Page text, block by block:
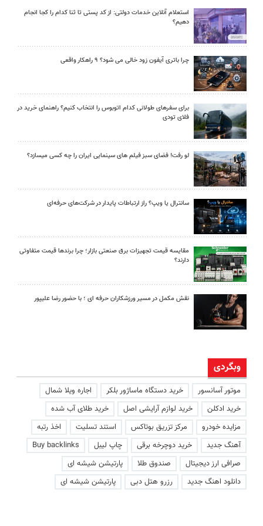
استعلام آنلاین خدمات دولتی: از کد پستی تا ثنا کدام را کجا انجام
دهیم؟
چرا باتری آیفون زود خالی می شود؟ ۹ راهکار واقعی
برای سفرهای طولانی کدام اتوبوس را انتخاب کنیم؟ راهنمای خرید در
فلای تودی
لو رفت! فضای سبز فیلم های سینمایی ایران را چه کسی میسازد؟
سانترال یا ویپ؟ راز ارتباطات پایدار در شرکت‌های حرفه‌ای
مقایسه قیمت تجهیزات برق صنعتی بازار؛ چرا برندها قیمت متفاوتی
دارند؟
نقش مکمل در مسیر ورزشکاران حرفه ای ؛ با حضور رضا علیپور
وبگردی
موتور آسانسور خرید دستگاه ماساژور بلکر
اجاره ویلا شمال
خرید ادکلن
خرید لوازم آرایشی اصل
خرید طلای آب شده
مزایده خودرو
مرکز تزریق بوتاکس استند تسلیت
اخذ رتبه
آهنگ جدید
خرید دوچرخه برقی چاپ لیبل
Buy backlinks
صرافی ارز دیجیتال
صندوق طلا
پارتیشن شیشه ای
دانلود اهنگ جدید
رزرو هتل دبی پارتیشن شیشه ای